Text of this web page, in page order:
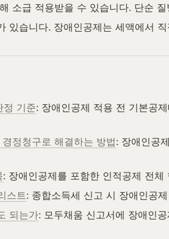
소급 적용받을 수 있습니다. 단순
있습니다. 장애인공제는 세액에서
정 기준: 장애인공제 적용 전 기본공
정청구로 해결하는 방법: 장애인공
: 장애인공제를 포함한 인적공제 전
스트 : 종합소득세 신고 시 장애인공
되는가: 모두채움 신고서에 장애인